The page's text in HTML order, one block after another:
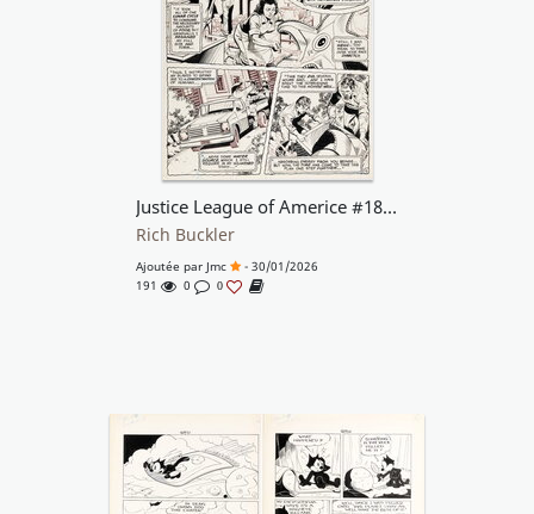
Justice League of Americe #189 p12
Rich Buckler
Ajoutée par Jmc
- 30/01/2026
191
0 0